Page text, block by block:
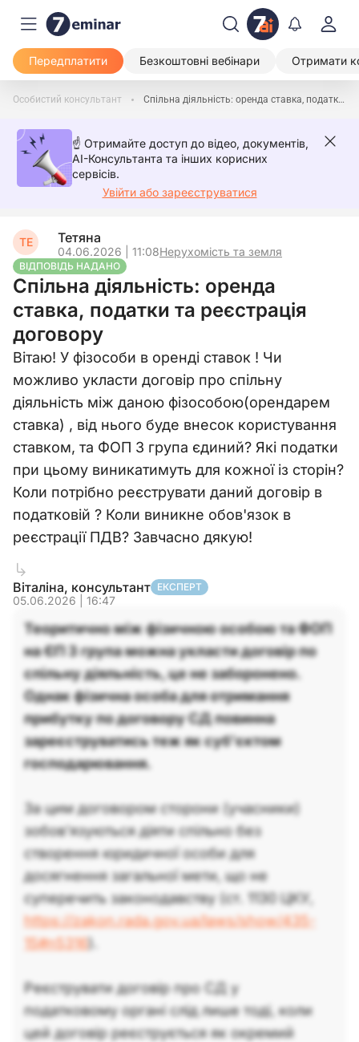
Передплатити Безкоштовні вебінари Отримати
Особистий консультант Спільна діяльність: оренда ставка, податки та реєстрація договору
☝️ Отримайте доступ до відео, документів,
AI-Консультанта та інших корисних
сервісів.
Увійти або зареєструватися
ТЕ Тетяна
04.06.2026 | 11:08Нерухомість та земля
ВІДПОВІДЬ НАДАНО
Спільна діяльність: оренда
ставка, податки та реєстрація
договору
Вітаю! У фізособи в оренді ставок ! Чи
можливо укласти договір про спільну
діяльність між даною фізособою(орендарем
ставка) , від нього буде внесок користування
ставком, та ФОП 3 група єдиний? Які податки
при цьому виникатимуть для кожної із сторін?
Коли потрібно реєструвати даний договір в
податковій ? Коли виникне обов'язок в
реєстрації ПДВ? Завчасно дякую!
Віталіна, консультант ЕКСПЕРТ
05.06.2026 | 16:47
Теоритично між фізичною особою та ФОП
на ЄП 3 група можна укласти договір по
спільну діяльність, це не заборонено.
Однак фізична особа для отримання
прибутку по договору СД повинна
зареєструватись теж як суб’єктом
господарювання.
За цим договором сторони (учасники)
зобов’язуються діяти спільно без
створення юридичної особи для
досягнення загальної мети, що не
суперечить законодавству (ст. 1130 ЦКУ,
https://zakon.rada.gov.ua/laws/show/435-
15#n5316).
Реєструвати договір про СД у
податковому органі слід лише тоді, коли
цей договір реєструється як окремий